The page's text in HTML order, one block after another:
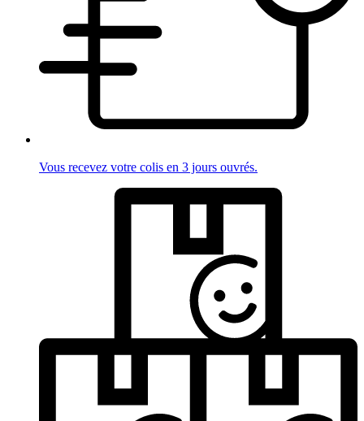
Vous recevez votre colis en 3 jours ouvrés.